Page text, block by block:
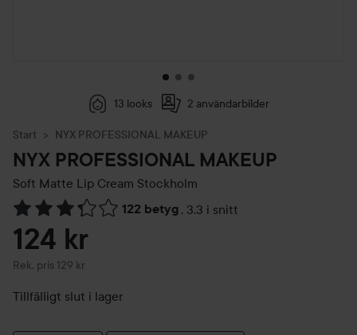
13 looks 2 användarbilder
Start NYX PROFESSIONAL MAKEUP
NYX PROFESSIONAL MAKEUP
Soft Matte Lip Cream Stockholm
122 betyg , 3.3 i snitt
Hoppa till Betyg & kommentarer
124 kr
Rek. pris 129 kr
Rekommenderat pris 129 kr
Tillfälligt slut i lager